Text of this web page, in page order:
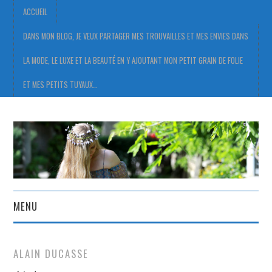
ACCUEIL
DANS MON BLOG, JE VEUX PARTAGER MES TROUVAILLES ET MES ENVIES DANS
LA MODE, LE LUXE ET LA BEAUTÉ EN Y AJOUTANT MON PETIT GRAIN DE FOLIE
ET MES PETITS TUYAUX…
MENU
DANS MON BLOG, JE VEUX
ALAIN DUCASSE